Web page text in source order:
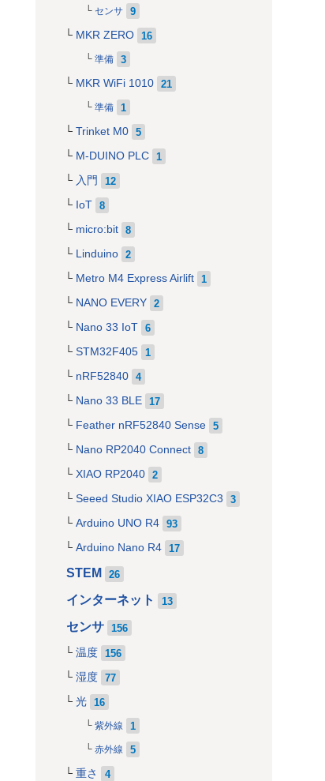
センサ 9
MKR ZERO 16
準備 3
MKR WiFi 1010 21
準備 1
Trinket M0 5
M-DUINO PLC 1
入門 12
IoT 8
micro:bit 8
Linduino 2
Metro M4 Express Airlift 1
NANO EVERY 2
Nano 33 IoT 6
STM32F405 1
nRF52840 4
Nano 33 BLE 17
Feather nRF52840 Sense 5
Nano RP2040 Connect 8
XIAO RP2040 2
Seeed Studio XIAO ESP32C3 3
Arduino UNO R4 93
Arduino Nano R4 17
STEM 26
インターネット 13
センサ 156
温度 156
湿度 77
光 16
紫外線 1
赤外線 5
重さ 4